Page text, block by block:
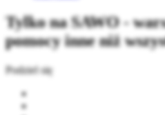
Tylko na SAWO -
pomocy inne niż
Podziel się